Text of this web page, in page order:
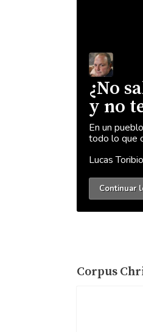
¿No
y no
En un
todo lo que
Lucas
Continuar
Corpus